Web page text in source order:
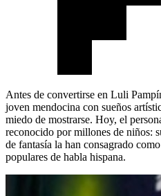
Antes de convertirse en Luli
joven mendocina con sueños
miedo de mostrarse. Hoy, el
reconocido por millones de niños:
de fantasía la han consagrado
populares de habla hispana.